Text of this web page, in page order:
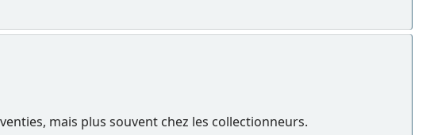
mais plus souvent chez les collectionneurs.